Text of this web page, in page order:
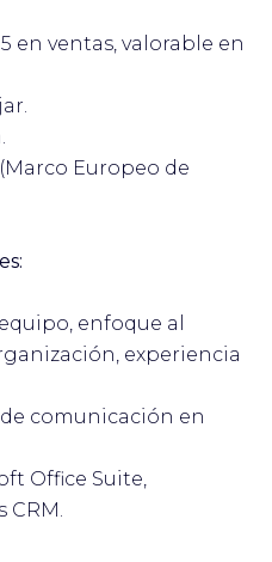
en ventas, valorable en
Europeo de
enfoque al
experiencia
comunicación en
Office Suite,
CRM.